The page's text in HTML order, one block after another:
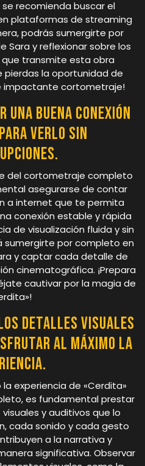
recomienda buscar el
plataformas de streaming
podrás sumergirte por
Sara y reflexionar sobre los
transmite esta obra
pierdas la oportunidad de
impactante cortometraje!
buena conexión
verlo sin
del cortometraje completo
asegurarse de contar
a internet que te permita
conexión estable y rápida
de visualización fluida y sin
sumergirte por completo en
y captar cada detalle de
cinematográfica. ¡Prepara
cautivar por la magia de
detalles visuales
al máximo la
experiencia de «Cerdita»
es fundamental prestar
y auditivos que lo
cada sonido y cada gesto
a la narrativa y
significativa. Observar